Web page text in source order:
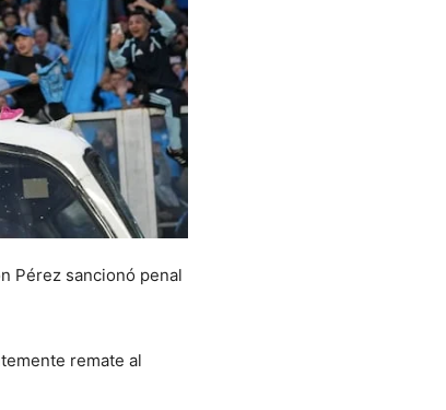
Pérez sancionó penal
remate al